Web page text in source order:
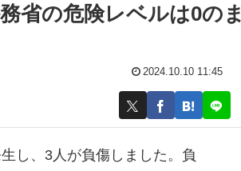
省の危険レベルは0のま
2024.10.10 11:45
し、3人が負傷しました。負